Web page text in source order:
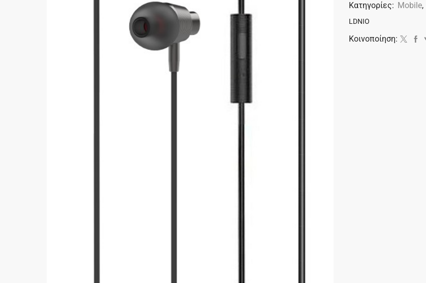
Κατηγορίες: Mobile,
LDNIO
Κοινοποίηση: